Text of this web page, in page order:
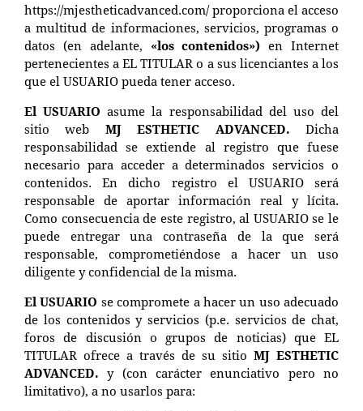
https://mjestheticadvanced.com/proporciona el acceso
a multitud de informaciones, servicios, programas o
datos (en adelante, «los contenidos») en Internet
pertenecientes a EL TITULAR o a sus licenciantes a los
que el USUARIO pueda tener acceso.
El USUARIO asume la responsabilidad del uso del
sitio web MJ ESTHETIC ADVANCED. Dicha
responsabilidad se extiende al registro que fuese
necesario para acceder a determinados servicios o
contenidos. En dicho registro el USUARIO será
responsable de aportar información real y lícita.
Como consecuencia de este registro, al USUARIO se le
puede entregar una contraseña de la que será
responsable, comprometiéndose a hacer un uso
diligente y confidencial de la misma.
El USUARIO se compromete a hacer un uso adecuado
de los contenidos y servicios (p.e. servicios de chat,
foros de discusión o grupos de noticias) que EL
TITULAR ofrece a través de su sitio MJ ESTHETIC
ADVANCED. y (con carácter enunciativo pero no
limitativo), a no usarlos para: